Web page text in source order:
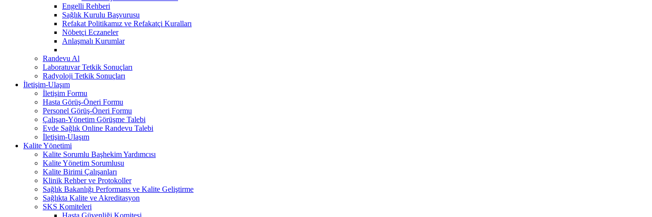
Engelli Rehberi
Sağlık Kurulu Başvurusu
Refakat Politikamız ve Refakatçi Kuralları
Nöbetçi Eczaneler
Anlaşmalı Kurumlar
Randevu Al
Laboratuvar Tetkik Sonuçları
Radyoloji Tetkik Sonuçları
İletişim-Ulaşım
İletişim Formu
Hasta Görüş-Öneri Formu
Personel Görüş-Öneri Formu
Çalışan-Yönetim Görüşme Talebi
Evde Sağlık Online Randevu Talebi
İletişim-Ulaşım
Kalite Yönetimi
Kalite Sorumlu Başhekim Yardımcısı
Kalite Yönetim Sorumlusu
Kalite Birimi Çalışanları
Klinik Rehber ve Protokoller
Sağlık Bakanlığı Performans ve Kalite Geliştirme
Sağlıkta Kalite ve Akreditasyon
SKS Komiteleri
Hasta Güvenliği Komitesi